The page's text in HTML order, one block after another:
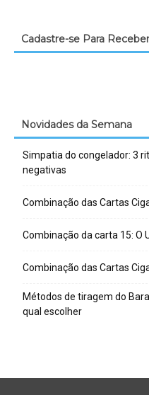
Cadastre-se Para
Novidades da Semana
Simpatia do congelador: 3
negativas
Combinação das Cartas
Combinação da carta 15: O
Combinação das Cartas
Métodos de tiragem do
qual escolher